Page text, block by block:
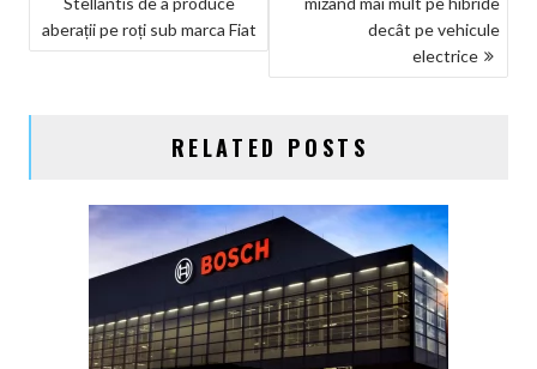
ARTICOLE
aberații pe roți sub marca Fiat
decât pe vehicule
electrice
RELATED POSTS